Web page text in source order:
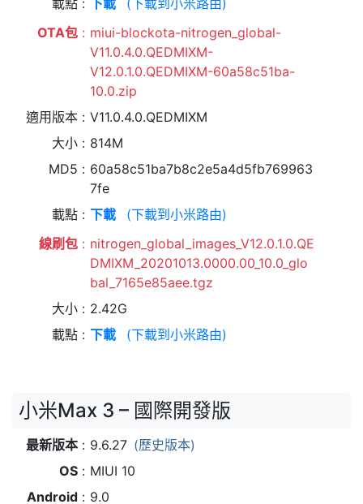
載點
下載
(下載到小米路由)
OTA包
miui-blockota-nitrogen_global-
V11.0.4.0.QEDMIXM-
V12.0.1.0.QEDMIXM-60a58c51ba-
10.0.zip
適用版本
V11.0.4.0.QEDMIXM
大小
814M
MD5
60a58c51ba7b8c2e5a4d5fb769963
7fe
載點
下載
(下載到小米路由)
線刷包
nitrogen_global_images_V12.0.1.0.QE
DMIXM_20201013.0000.00_10.0_glo
bal_7165e85aee.tgz
大小
2.42G
載點
下載 (下載到小米路由)
小米Max 3 – 國際開發版
最新版本 9.6.27 (歷史版本)
OS
MIUI 10
Android
9.0